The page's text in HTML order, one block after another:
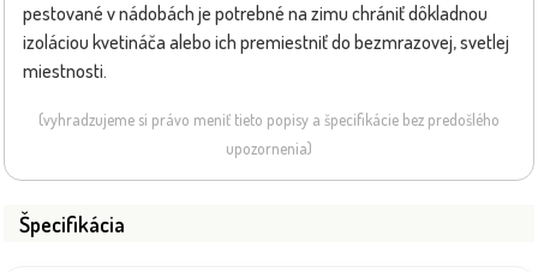
pestované v nádobách je potrebné na zimu chrániť dôkladnou
izoláciou kvetináča alebo ich premiestniť do bezmrazovej, svetlej
miestnosti.
(vyhradzujeme si právo meniť tieto popisy a špecifikácie bez predošlého
upozornenia)
Špecifikácia